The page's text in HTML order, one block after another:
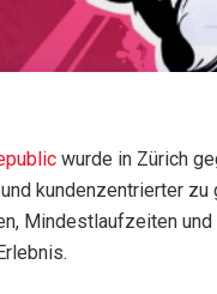
wurde in Zürich
kundenzentrierter
Mindestlaufzeiten